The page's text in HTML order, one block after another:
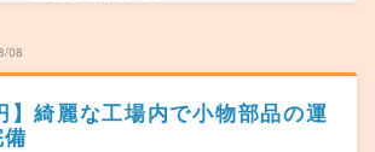
08
】綺麗な工場内で小物部品の運